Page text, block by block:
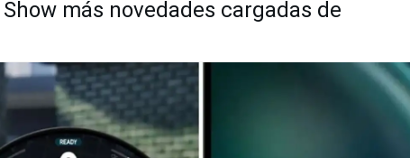
más novedades cargadas de